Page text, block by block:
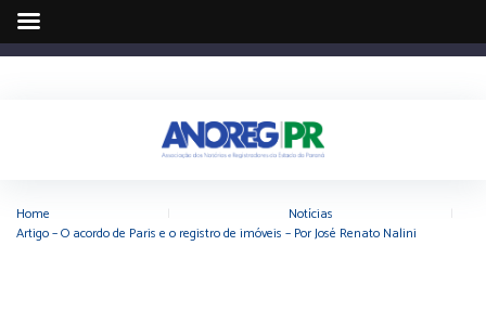
Home Notícias
Artigo – O acordo de Paris e o registro de imóveis – Por José Renato Nalini